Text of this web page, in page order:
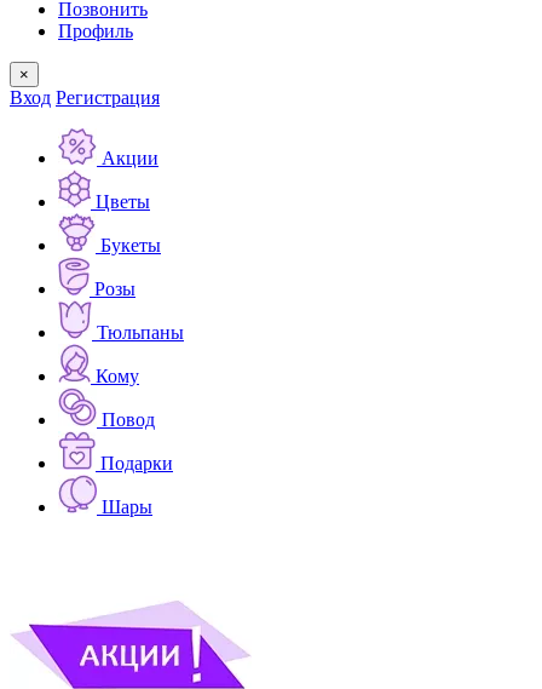
Позвонить
Профиль
×
Вход Регистрация
Акции
Цветы
Букеты
Розы
Тюльпаны
Кому
Повод
Подарки
Шары